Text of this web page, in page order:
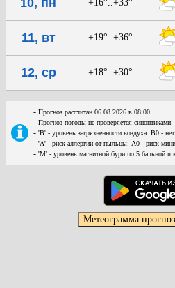
+16°..+33°
11, вт +19°..+36°
12, ср +18°..+30°
- Прогноз рассчитан 06.08.2026 в 08:00
- Прогноз погоды не проверяется синоптиками
- 'В' - уровень загрязненности воздуха: В0 -
- 'А' - риск аллергии от пыльцы: А0 - риск
- 'М' - уровень магнитной бури по 5 бальной